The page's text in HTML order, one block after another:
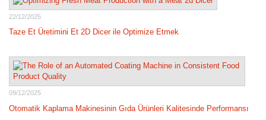
22/12/2025
Taze Et Üretimini Et 2D Dicer ile Optimize Etmek
09/12/2025
Otomatik Kaplama Makinesinin Gıda Ürünleri Kalitesinde Performansı